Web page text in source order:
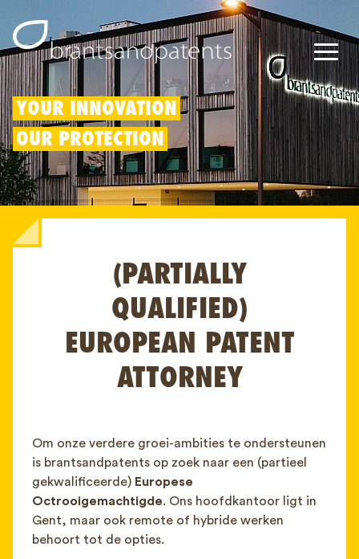
Patents
Trademarks
Designs
Jobs
Client login
YOUR INNOVATION
OUR PROTECTION
(PARTIALLY
QUALIFIED)
EUROPEAN PATENT
ATTORNEY
Om onze verdere groei-ambities te ondersteunen
is brantsandpatents op zoek naar een (partieel
gekwalificeerde) Europese
Octrooigemachtigde. Ons hoofdkantoor ligt in
Gent, maar ook remote of hybride werken
behoort tot de opties.